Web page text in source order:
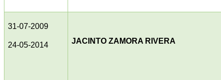
31-07-2009
24-05-2014 JACINTO ZAMORA RIVERA